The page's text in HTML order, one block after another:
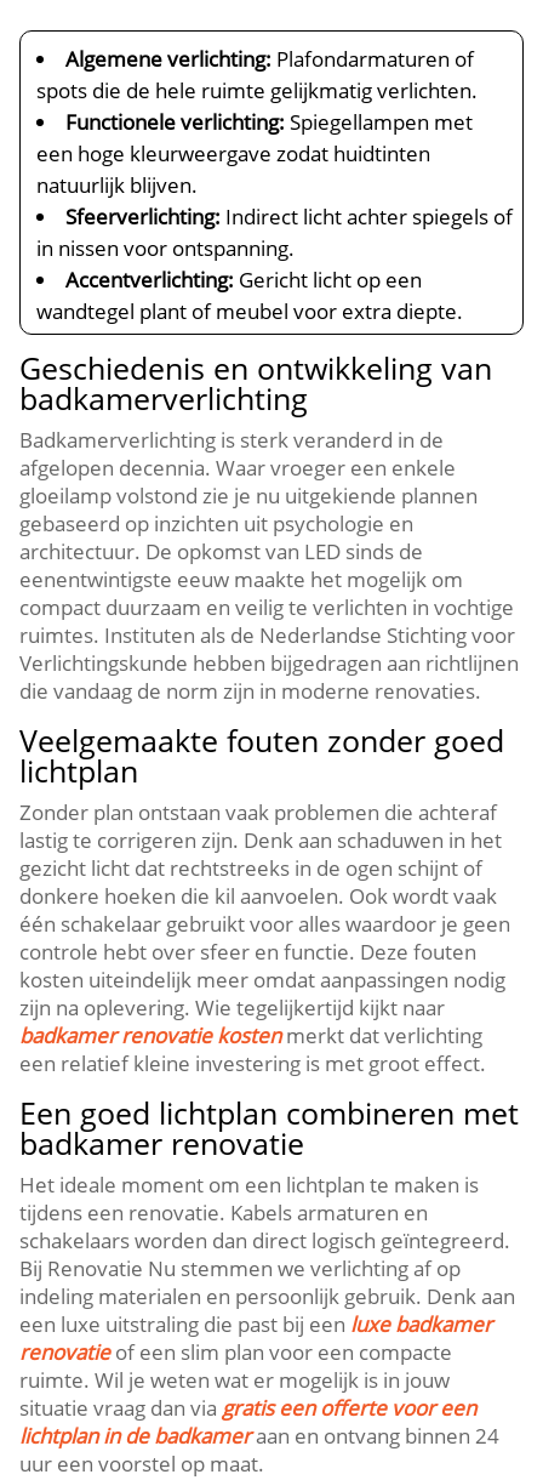
Algemene verlichting: Plafondarmaturen of
spots die de hele ruimte gelijkmatig verlichten.​
Functionele verlichting: Spiegellampen met
een hoge kleurweergave zodat huidtinten
natuurlijk blijven.​
Sfeerverlichting: Indirect licht achter spiegels of
in nissen voor ontspanning.​
Accentverlichting: Gericht licht op een
wandtegel plant of meubel voor extra diepte.​
Geschiedenis en ontwikkeling van
badkamerverlichting
Badkamerverlichting is sterk veranderd in de
afgelopen decennia.​ Waar vroeger een enkele
gloeilamp volstond zie je nu uitgekiende plannen
gebaseerd op inzichten uit psychologie en
architectuur.​ De opkomst van LED sinds de
eenentwintigste eeuw maakte het mogelijk om
compact duurzaam en veilig te verlichten in vochtige
ruimtes.​ Instituten als de Nederlandse Stichting voor
Verlichtingskunde hebben bijgedragen aan richtlijnen
die vandaag de norm zijn in moderne renovaties.​
Veelgemaakte fouten zonder goed
lichtplan
Zonder plan ontstaan vaak problemen die achteraf
lastig te corrigeren zijn.​ Denk aan schaduwen in het
gezicht licht dat rechtstreeks in de ogen schijnt of
donkere hoeken die kil aanvoelen.​ Ook wordt vaak
één schakelaar gebruikt voor alles waardoor je geen
controle hebt over sfeer en functie.​ Deze fouten
kosten uiteindelijk meer omdat aanpassingen nodig
zijn na oplevering.​ Wie tegelijkertijd kijkt naar
badkamer renovatie kostenmerkt dat verlichting
een relatief kleine investering is met groot effect.​
Een goed lichtplan combineren met
badkamer renovatie
Het ideale moment om een lichtplan te maken is
tijdens een renovatie.​ Kabels armaturen en
schakelaars worden dan direct logisch geïntegreerd.​
Bij Renovatie Nu stemmen we verlichting af op
indeling materialen en persoonlijk gebruik.​ Denk aan
een luxe uitstraling die past bij een luxe badkamer
renovatieof een slim plan voor een compacte
ruimte.​ Wil je weten wat er mogelijk is in jouw
situatie vraag dan viagratis een offerte voor een
lichtplan in de badkameraan en ontvang binnen 24
uur een voorstel op maat.​